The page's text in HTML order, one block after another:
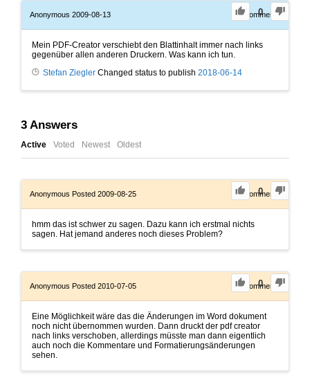
0
Anonymous 2009-08-13 0Comments
Mein PDF-Creator verschiebt den Blattinhalt immer nach links
gegenüber allen anderen Druckern. Was kann ich tun.
Stefan Ziegler Changed status to publish 2018-06-14
3 Answers
Active Voted Newest Oldest
0
Anonymous Posted 2009-08-25 0Comments
hmm das ist schwer zu sagen. Dazu kann ich erstmal nichts
sagen. Hat jemand anderes noch dieses Problem?
0
Anonymous Posted 2010-07-05 0Comments
Eine Möglichkeit wäre das die Änderungen im Word dokument
noch nicht übernommen wurden. Dann druckt der pdf creator
nach links verschoben, allerdings müsste man dann eigentlich
auch noch die Kommentare und Formatierungsänderungen
sehen.